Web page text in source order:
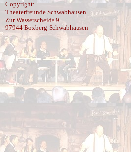
Copyright:
Theaterfreunde Schwabhausen
Zur Wasserscheide 9
97944 Boxberg-Schwabhausen